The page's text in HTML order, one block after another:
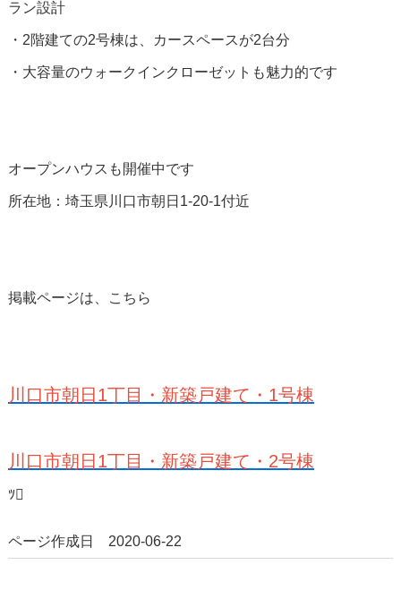
ラン設計
・2階建ての2号棟は、カースペースが2台分
・大容量のウォークインクローゼットも魅力的です
オープンハウスも開催中です
所在地：埼玉県川口市朝日1-20-1付近
掲載ページは、こちら
川口市朝日1丁目・新築戸建て・1号棟
川口市朝日1丁目・新築戸建て・2号棟
ﾂ
ページ作成日 2020-06-22